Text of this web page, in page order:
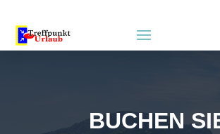
BUCHEN